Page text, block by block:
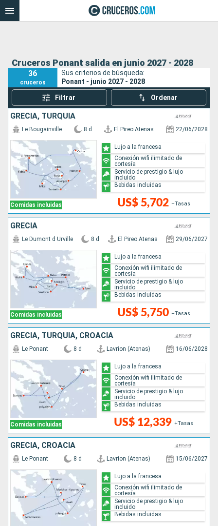
Cruceros Ponant salida en junio 2027 - 2028
36
cruceros
Sus criterios de búsqueda:
Ponant - junio 2027 - 2028
Filtrar Ordenar
GRECIA, TURQUÍA
Comidas incluidas
Le Bougainville 8 d El Pireo Atenas 22/06/2028
US$ 5,702 +Tasas
Lujo a la francesa
Conexión wifi ilimitado de
cortesía
Servicio de prestigio & lujo
incluido
Bebidas incluidas
GRECIA
Comidas incluidas
Le Dumont d Urville 8 d El Pireo Atenas 29/06/2027
US$ 5,750 +Tasas
Lujo a la francesa
Conexión wifi ilimitado de
cortesía
Servicio de prestigio & lujo
incluido
Bebidas incluidas
GRECIA, TURQUÍA, CROACIA
Comidas incluidas
Le Ponant 8 d Lavrion (Atenas) 16/06/2028
US$ 12,339 +Tasas
Lujo a la francesa
Conexión wifi ilimitado de
cortesía
Servicio de prestigio & lujo
incluido
Bebidas incluidas
GRECIA, CROACIA
Le Ponant 8 d Lavrion (Atenas) 15/06/2027
Lujo a la francesa
Conexión wifi ilimitado de
cortesía
Servicio de prestigio & lujo
incluido
Bebidas incluidas